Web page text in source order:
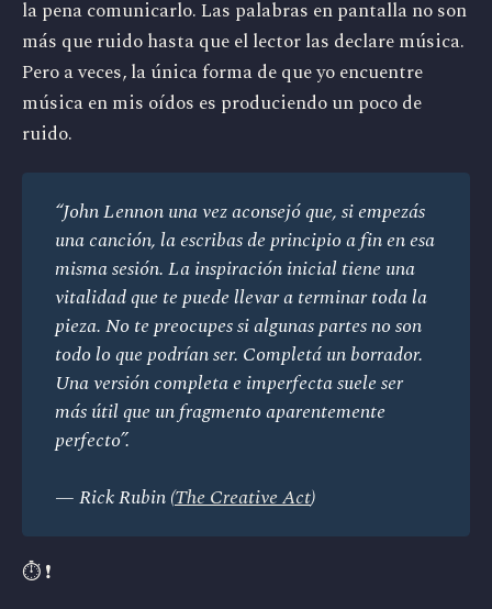
la pena comunicarlo. Las palabras en pantalla no son
más que ruido hasta que el lector las declare música.
Pero a veces, la única forma de que yo encuentre
música en mis oídos es produciendo un poco de
ruido.
“John Lennon una vez aconsejó que, si empezás
una canción, la escribas de principio a fin en esa
misma sesión. La inspiración inicial tiene una
vitalidad que te puede llevar a terminar toda la
pieza. No te preocupes si algunas partes no son
todo lo que podrían ser. Completá un borrador.
Una versión completa e imperfecta suele ser
más útil que un fragmento aparentemente
perfecto”.
— Rick Rubin (The Creative Act)
⏱️ ❗️